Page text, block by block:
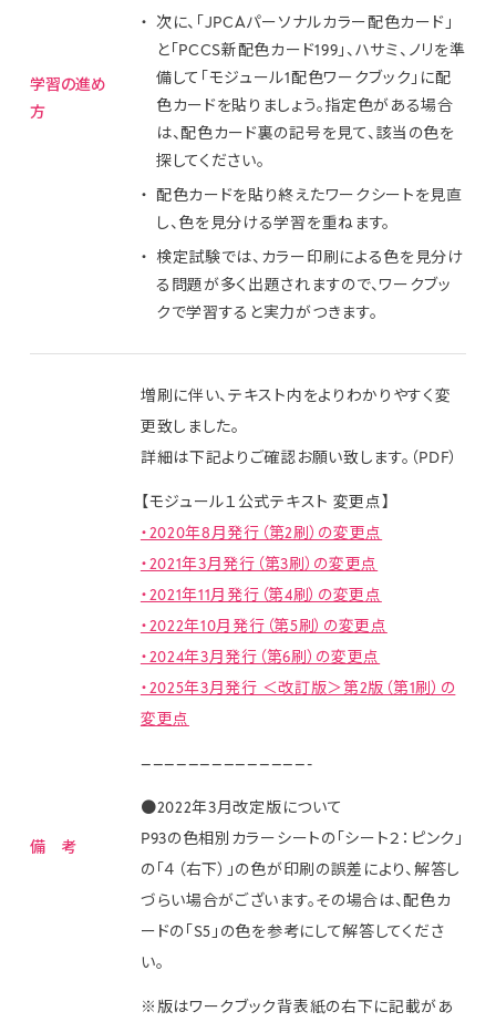
学習の進め
方
次に、「JPCAパーソナルカラー配色カード」
と「PCCS新配色カード199」、ハサミ、ノリを準
備して「モジュール1配色ワークブック」に配
色カードを貼りましょう。指定色がある場合
は、配色カード裏の記号を見て、該当の色を
探してください。
配色カードを貼り終えたワークシートを見直
し、色を見分ける学習を重ねます。
検定試験では、カラー印刷による色を見分け
る問題が多く出題されますので、ワークブッ
クで学習すると実力がつきます。
備 考
増刷に伴い、テキスト内をよりわかりやすく変
更致しました。
詳細は下記よりご確認お願い致します。（PDF）
【モジュール１公式テキスト 変更点】
・2020年8月発行（第2刷）の変更点
・2021年3月発行（第3刷）の変更点
・2021年11月発行（第4刷）の変更点
・2022年10月発行（第5刷）の変更点
・2024年3月発行（第6刷）の変更点
・2025年3月発行 ＜改訂版＞第2版（第1刷）の
変更点
——————————————-
●2022年3月改定版について
P93の色相別カラーシートの「シート２：ピンク」
の「４（右下）」の色が印刷の誤差により、解答し
づらい場合がございます。その場合は、配色カ
ードの「S5」の色を参考にして解答してくださ
い。
※版はワークブック背表紙の右下に記載があ